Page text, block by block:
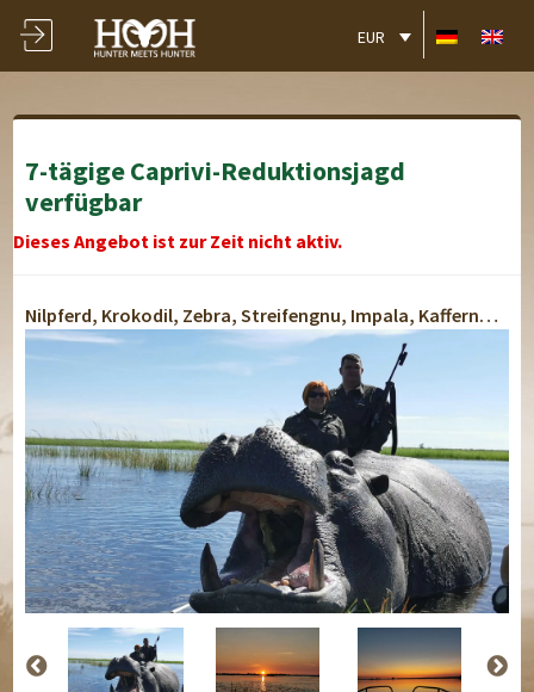
EUR
7-tägige Caprivi-Reduktionsjagd
verfügbar
Dieses Angebot ist zur Zeit nicht aktiv.
Nilpferd, Krokodil, Zebra, Streifengnu, Impala, Kaffernbüffel, Elefant
Lusese Tented Chalets
Lusese Tented Chalets
Lusese Tented Chalets
Lusese Tented Chalets